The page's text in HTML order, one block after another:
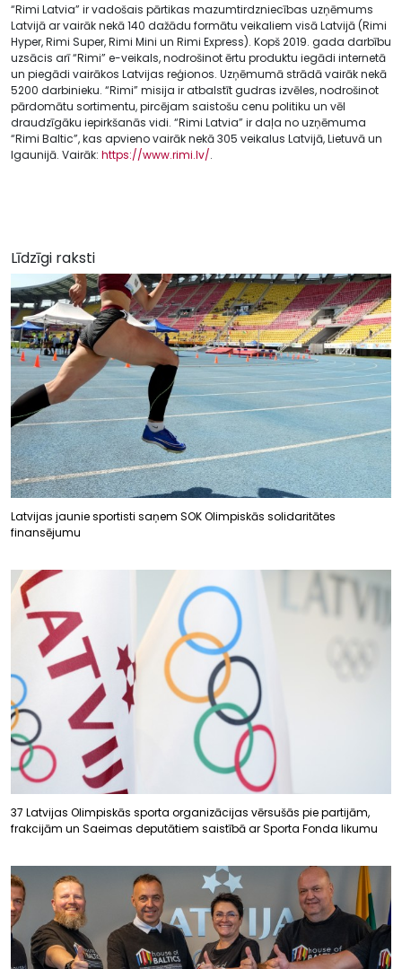
“Rimi Latvia” ir vadošais pārtikas mazumtirdzniecības uzņēmums
Latvijā ar vairāk nekā 140 dažādu formātu veikaliem visā Latvijā (Rimi
Hyper, Rimi Super, Rimi Mini un Rimi Express). Kopš 2019. gada darbību
uzsācis arī “Rimi” e-veikals, nodrošinot ērtu produktu iegādi internetā
un piegādi vairākos Latvijas reģionos. Uzņēmumā strādā vairāk nekā
5200 darbinieku. “Rimi” misija ir atbalstīt gudras izvēles, nodrošinot
pārdomātu sortimentu, pircējam saistošu cenu politiku un vēl
draudzīgāku iepirkšanās vidi. “Rimi Latvia” ir daļa no uzņēmuma
“Rimi Baltic”, kas apvieno vairāk nekā 305 veikalus Latvijā, Lietuvā un
Igaunijā. Vairāk: https://www.rimi.lv/.
Līdzīgi raksti
Latvijas jaunie sportisti saņem SOK Olimpiskās solidaritātes
finansējumu
37 Latvijas Olimpiskās sporta organizācijas vērsušās pie partijām,
frakcijām un Saeimas deputātiem saistībā ar Sporta Fonda likumu